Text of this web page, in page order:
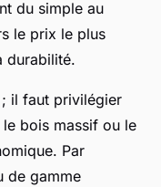
du simple au
le prix le plus
durabilité.
il faut privilégier
bois massif ou le
Par
de gamme